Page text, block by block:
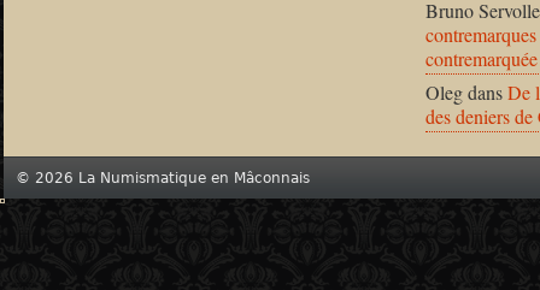
Bruno Servolle
OlegdansDe
des deniers
© 2026 La Numismatique en Mâconnais